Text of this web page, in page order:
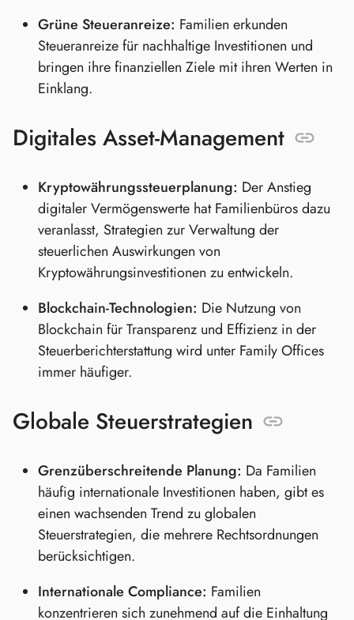
Grüne Steueranreize: Familien erkunden
Steueranreize für nachhaltige Investitionen und
bringen ihre finanziellen Ziele mit ihren Werten in
Einklang.
Digitales Asset-Management
Kryptowährungssteuerplanung: Der Anstieg
digitaler Vermögenswerte hat Familienbüros dazu
veranlasst, Strategien zur Verwaltung der
steuerlichen Auswirkungen von
Kryptowährungsinvestitionen zu entwickeln.
Blockchain-Technologien: Die Nutzung von
Blockchain für Transparenz und Effizienz in der
Steuerberichterstattung wird unter Family Offices
immer häufiger.
Globale Steuerstrategien
Grenzüberschreitende Planung: Da Familien
häufig internationale Investitionen haben, gibt es
einen wachsenden Trend zu globalen
Steuerstrategien, die mehrere Rechtsordnungen
berücksichtigen.
Internationale Compliance: Familien
konzentrieren sich zunehmend auf die Einhaltung